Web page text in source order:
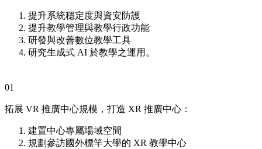
提升系統穩定度與資安防護
提升教學管理與教學行政功能
研發與改善數位教學工具
研究生成式 AI 於教學之運用。
01
拓展 VR 推廣中心規模，打造 XR 推廣中心：
建置中心專屬場域空間
規劃參訪國外標竿大學的 XR 教學中心